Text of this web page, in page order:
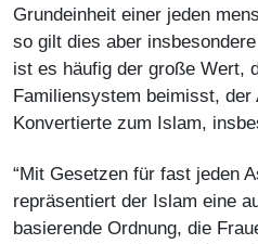
Grundeinheit einer jeden
so gilt dies aber
ist es häufig der große Wert,
Familiensystem beimisst,
Konvertierte zum Islam,
“Mit Gesetzen für fast jeden
repräsentiert der Islam eine
basierende Ordnung, die